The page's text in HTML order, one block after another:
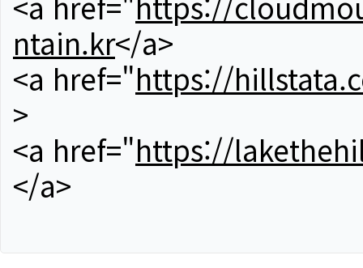
ntain.kr</a>
<a href="https://
>
<a href="https://
</a>